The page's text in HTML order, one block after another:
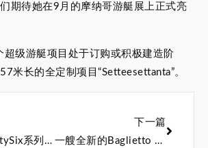
期待她在9月的摩纳哥游艇展上正式亮
超级游艇项目处于订购或积极建造阶
米长的全定制项目“Setteesettanta”。
Mulder ThirtySix系列第九艘游艇正式开启北海海试
下一篇
一艘全新的Baglietto DOM133超级游艇已售出，预计2028年交付